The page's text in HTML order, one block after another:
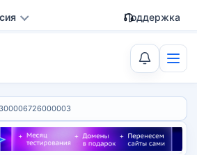
Поддержка